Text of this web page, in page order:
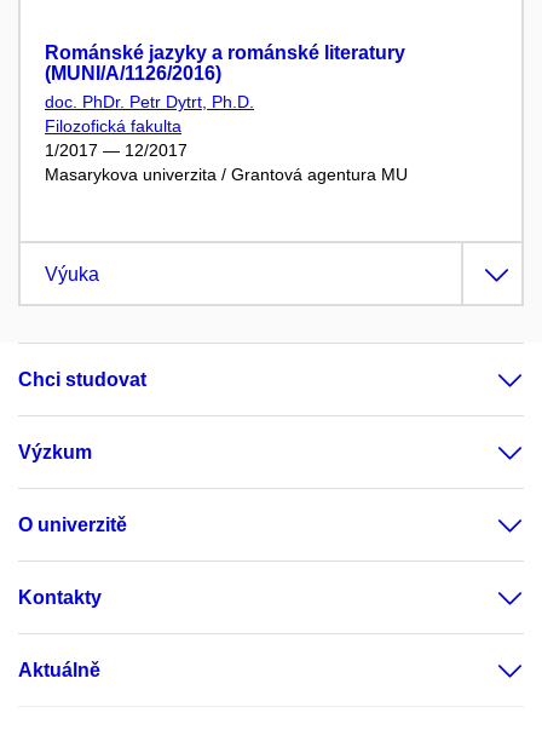
Románské jazyky a románské literatury
(MUNI/A/1126/2016)
doc. PhDr. Petr Dytrt, Ph.D.
Filozofická fakulta
1/2017 — 12/2017
Masarykova univerzita / Grantová agentura MU
Výuka
Chci studovat
Výzkum
O univerzitě
Kontakty
Aktuálně